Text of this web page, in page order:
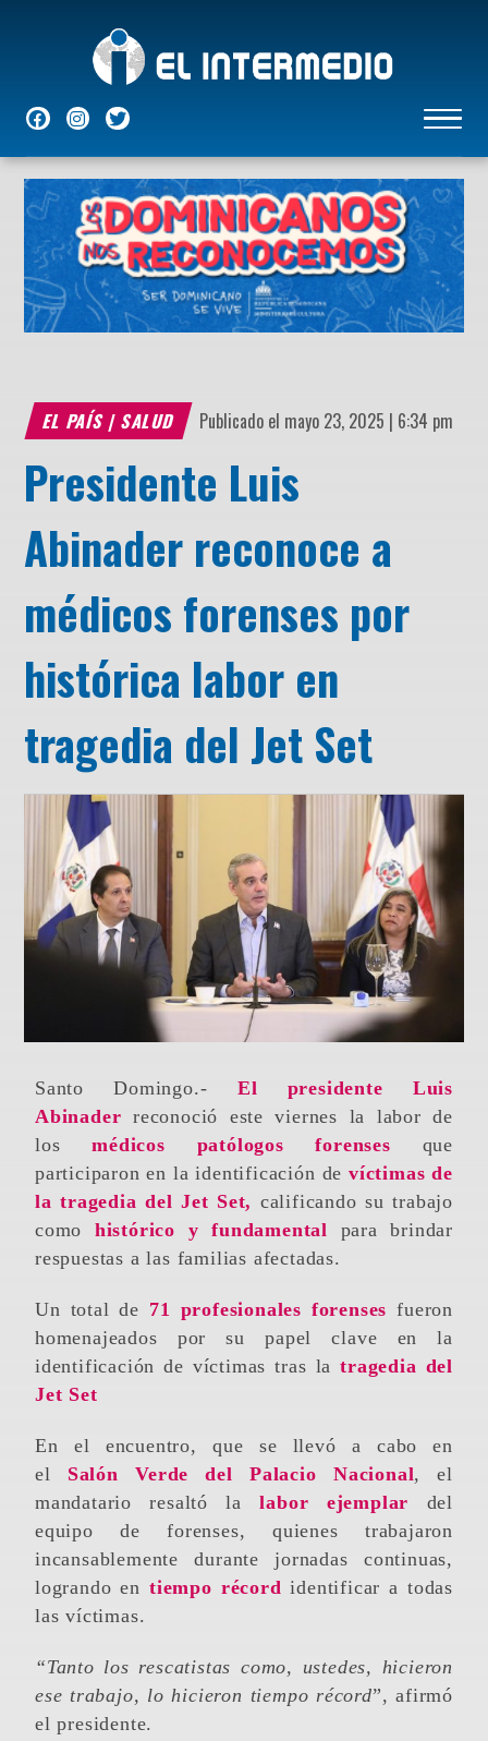
NACIONALES INTERNACIONALESECONÓMICASDEPORTES ENTRETENIMIENTO
EL PAÍS | SALUD Publicado el mayo 23, 2025 | 6:34 pm
Presidente Luis
Abinader reconoce a
médicos forenses por
histórica labor en
tragedia del Jet Set
Santo Domingo.- El presidente Luis
Abinader reconoció este viernes la labor de
losmédicos patólogos forenses que
participaron en la identificación devíctimas de
la tragedia del Jet Set, calificando su trabajo
como histórico y fundamental para brindar
respuestas a las familias afectadas.
Un total de 71 profesionales forenses fueron
homenajeados por su papel clave en la
identificación de víctimas tras latragedia del
Jet Set
En el encuentro, que se llevó a cabo en
el Salón Verde del Palacio Nacional, el
mandatario resaltó lalabor ejemplar del
equipo de forenses, quienes trabajaron
incansablemente durante jornadas continuas,
logrando en tiempo récordidentificar a todas
las víctimas.
“Tanto los rescatistas como, ustedes, hicieron
ese trabajo, lo hicieron tiempo récord”, afirmó
el presidente.